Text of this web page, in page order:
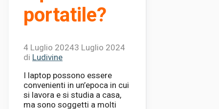
portatile?
4 Luglio 20243 Luglio 2024
di Ludivine
I laptop possono essere
convenienti in un’epoca in cui
si lavora e si studia a casa,
ma sono soggetti a molti